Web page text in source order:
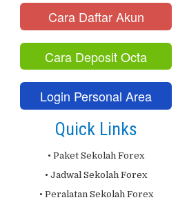
Cara Daftar Akun
Cara Deposit Octa
Login Personal Area
Quick Links
• Paket Sekolah Forex
• Jadwal Sekolah Forex
• Peralatan Sekolah Forex